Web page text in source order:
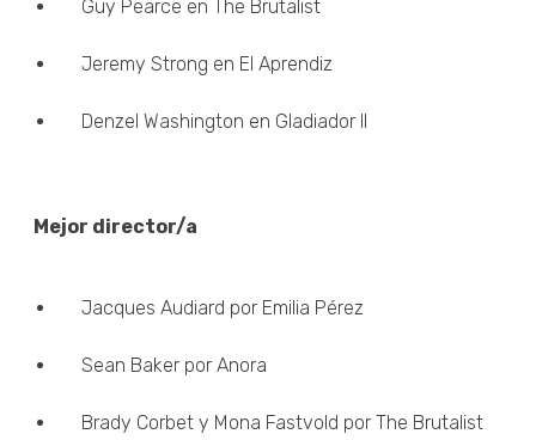
Guy Pearce en The Brutalist
Jeremy Strong en El Aprendiz
Denzel Washington en Gladiador II
Mejor director/a
Jacques Audiard por Emilia Pérez
Sean Baker por Anora
Brady Corbet y Mona Fastvold por The Brutalist